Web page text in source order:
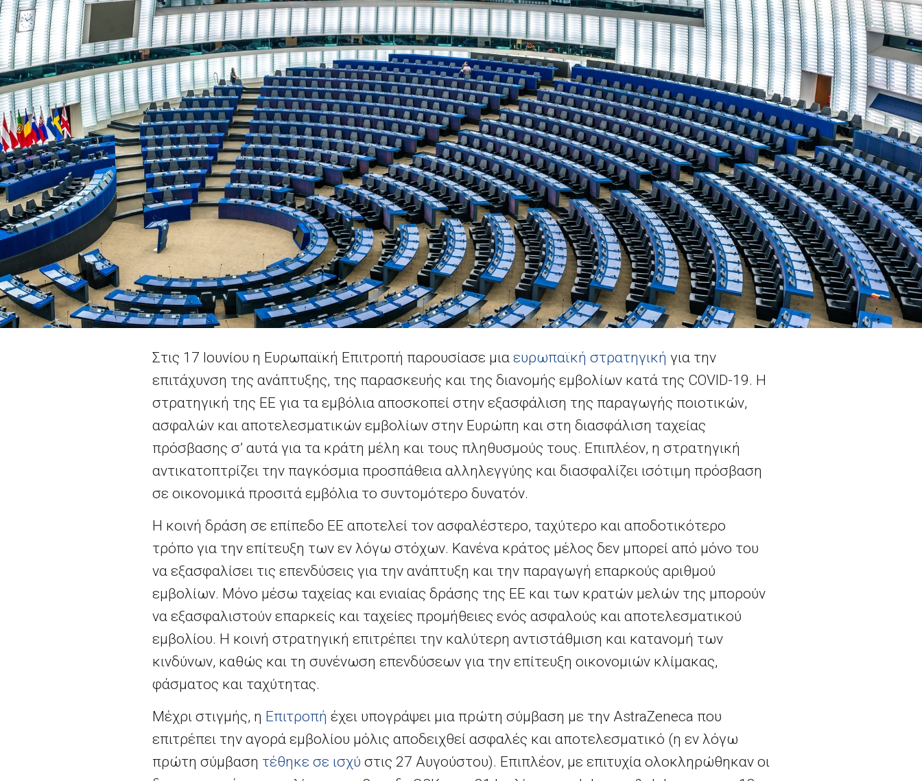
Στις 17 Ιουνίου η Ευρωπαϊκή Επιτροπή παρουσίασε μια ευρωπαϊκή στρατηγική για την
επιτάχυνση της ανάπτυξης, της παρασκευής και της διανομής εμβολίων κατά της COVID-19. Η
στρατηγική της ΕΕ για τα εμβόλια αποσκοπεί στην εξασφάλιση της παραγωγής ποιοτικών,
ασφαλών και αποτελεσματικών εμβολίων στην Ευρώπη και στη διασφάλιση ταχείας
πρόσβασης σ’ αυτά για τα κράτη μέλη και τους πληθυσμούς τους. Επιπλέον, η στρατηγική
αντικατοπτρίζει την παγκόσμια προσπάθεια αλληλεγγύης και διασφαλίζει ισότιμη πρόσβαση
σε οικονομικά προσιτά εμβόλια το συντομότερο δυνατόν.
Η κοινή δράση σε επίπεδο ΕΕ αποτελεί τον ασφαλέστερο, ταχύτερο και αποδοτικότερο
τρόπο για την επίτευξη των εν λόγω στόχων. Κανένα κράτος μέλος δεν μπορεί από μόνο του
να εξασφαλίσει τις επενδύσεις για την ανάπτυξη και την παραγωγή επαρκούς αριθμού
εμβολίων. Μόνο μέσω ταχείας και ενιαίας δράσης της ΕΕ και των κρατών μελών της μπορούν
να εξασφαλιστούν επαρκείς και ταχείες προμήθειες ενός ασφαλούς και αποτελεσματικού
εμβολίου. Η κοινή στρατηγική επιτρέπει την καλύτερη αντιστάθμιση και κατανομή των
κινδύνων, καθώς και τη συνένωση επενδύσεων για την επίτευξη οικονομιών κλίμακας,
φάσματος και ταχύτητας.
Μέχρι στιγμής, η Επιτροπή έχει υπογράψει μια πρώτη σύμβαση με την AstraZeneca που
επιτρέπει την αγορά εμβολίου μόλις αποδειχθεί ασφαλές και αποτελεσματικό (η εν λόγω
πρώτη σύμβαση τέθηκε σε ισχύ στις 27 Αυγούστου). Επιπλέον, με επιτυχία ολοκληρώθηκαν οι